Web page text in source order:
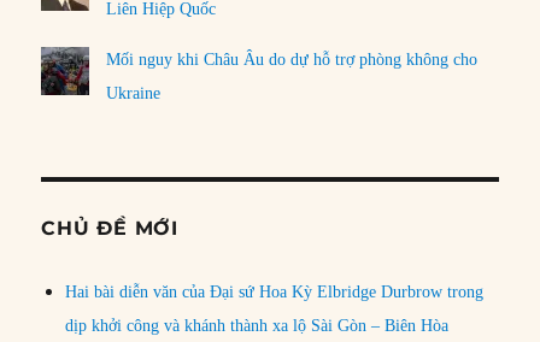
Liên Hiệp Quốc
Mối nguy khi Châu Âu do dự hỗ trợ phòng không cho
Ukraine
CHỦ ĐỀ MỚI
Hai bài diễn văn của Đại sứ Hoa Kỳ Elbridge Durbrow trong
dịp khởi công và khánh thành xa lộ Sài Gòn – Biên Hòa